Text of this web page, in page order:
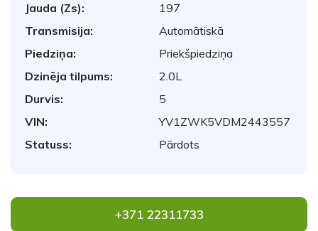
Jauda (Zs):
197
Transmisija:
Automātiskā
Piedziņa:
Priekšpiedziņa
Dzinēja tilpums:
2.0L
Durvis:
5
VIN:
YV1ZWK5VDM2443557
Statuss:
Pārdots
+371 22311733